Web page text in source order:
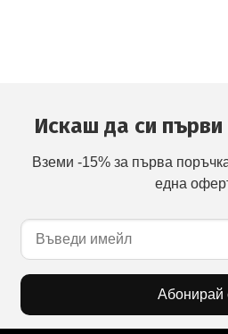
Искаш да си първи
Вземи -15% за първа
една
Абонирай